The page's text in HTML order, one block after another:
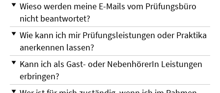
Wieso werden meine E-Mails vom Prüfungsbüro
nicht beantwortet?
Wie kann ich mir Prüfungsleistungen oder Praktika
anerkennen lassen?
Kann ich als Gast- oder NebenhörerIn Leistungen
erbringen?